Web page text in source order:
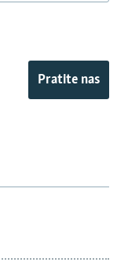
Pratite nas